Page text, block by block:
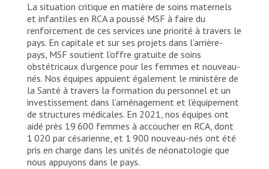
La situation critique en matière de soins maternels
et infantiles en RCA a poussé MSF à faire du
renforcement de ces services une priorité à travers le
pays. En capitale et sur ses projets dans l’arrière-
pays, MSF soutient l’offre gratuite de soins
obstétricaux d’urgence pour les femmes et nouveau-
nés. Nos équipes appuient également le ministère de
la Santé à travers la formation du personnel et un
investissement dans l’aménagement et l’équipement
de structures médicales. En 2021, nos équipes ont
aidé près 19 600 femmes à accoucher en RCA, dont
1 020 par césarienne, et 1 900 nouveau-nés ont été
pris en charge dans les unités de néonatologie que
nous appuyons dans le pays.